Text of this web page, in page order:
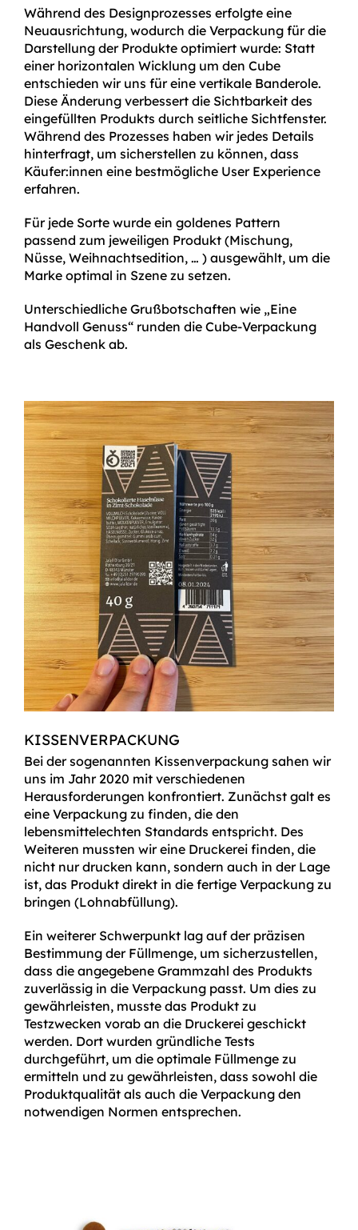
Während des Designprozesses erfolgte eine
Neuausrichtung, wodurch die Verpackung für die
Darstellung der Produkte optimiert wurde: Statt
einer horizontalen Wicklung um den Cube
entschieden wir uns für eine vertikale Banderole.
Diese Änderung verbessert die Sichtbarkeit des
eingefüllten Produkts durch seitliche Sichtfenster.
Während des Prozesses haben wir jedes Details
hinterfragt, um sicherstellen zu können, dass
Käufer:innen eine bestmögliche User Experience
erfahren.
Für jede Sorte wurde ein goldenes Pattern
passend zum jeweiligen Produkt (Mischung,
Nüsse, Weihnachtsedition, … ) ausgewählt, um die
Marke optimal in Szene zu setzen.
Unterschiedliche Grußbotschaften wie „Eine
Handvoll Genuss“ runden die Cube-Verpackung
als Geschenk ab.
KISSENVERPACKUNG
Bei der sogenannten Kissenverpackung sahen wir
uns im Jahr 2020 mit verschiedenen
Herausforderungen konfrontiert. Zunächst galt es
eine Verpackung zu finden, die den
lebensmittelechten Standards entspricht. Des
Weiteren mussten wir eine Druckerei finden, die
nicht nur drucken kann, sondern auch in der Lage
ist, das Produkt direkt in die fertige Verpackung zu
bringen (Lohnabfüllung).
Ein weiterer Schwerpunkt lag auf der präzisen
Bestimmung der Füllmenge, um sicherzustellen,
dass die angegebene Grammzahl des Produkts
zuverlässig in die Verpackung passt. Um dies zu
gewährleisten, musste das Produkt zu
Testzwecken vorab an die Druckerei geschickt
werden. Dort wurden gründliche Tests
durchgeführt, um die optimale Füllmenge zu
ermitteln und zu gewährleisten, dass sowohl die
Produktqualität als auch die Verpackung den
notwendigen Normen entsprechen.